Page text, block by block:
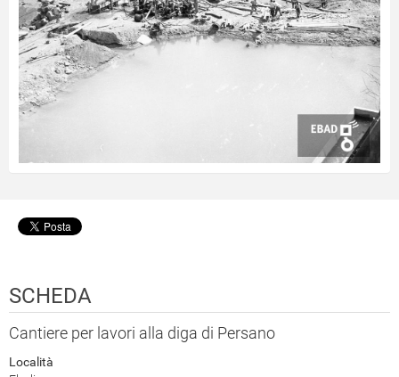
SCHEDA
Cantiere per lavori alla diga di Persano
Località